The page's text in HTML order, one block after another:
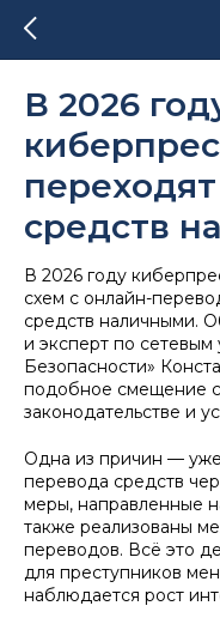
В 2026
средств
В 2026 году
схем с онлайн-
средств наличными.
и эксперт по
Безопасности»
подобное смещение
законодательстве и
Одна из причин —
перевода средств
меры, направленные
также реализованы
переводов. Всё это
для преступников
наблюдается рост